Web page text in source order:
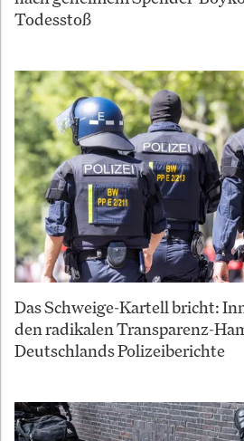
Todesstoß
Das Schweige-Kartell bricht:
den radikalen Transparenz-
Deutschlands Polizeiberichte